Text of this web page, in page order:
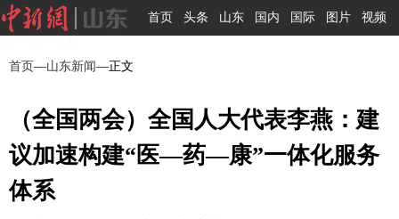
首页 头条 山东 国内 国际 图片 视频
首页—山东新闻—正文
（全国两会）全国人大代表李燕：建
议加速构建“医—药—康”一体化服务
体系